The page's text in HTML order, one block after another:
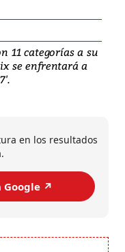
11 categorías a su
se enfrentará a
en los resultados
Google ↗️